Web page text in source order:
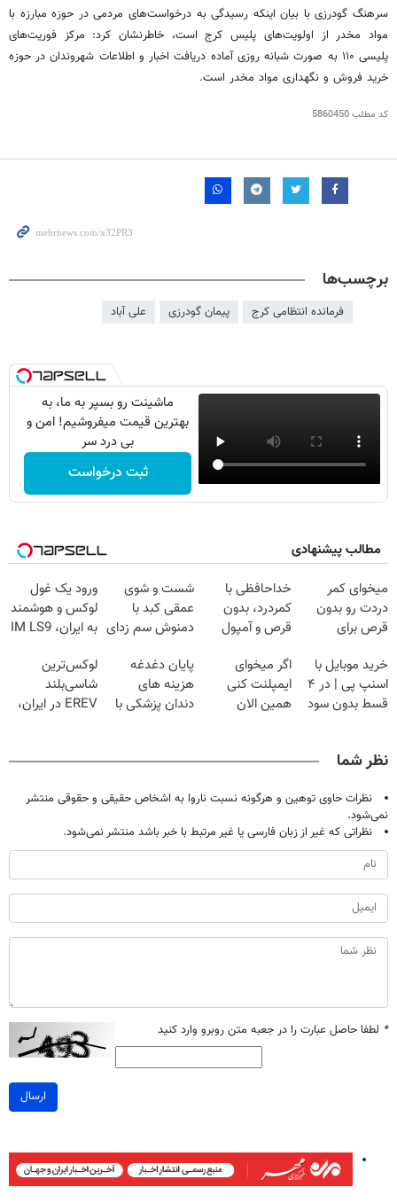
سرهنگ گودرزی با بیان اینکه رسیدگی به درخواست‌های مردمی در حوزه مبارزه با
مواد مخدر از اولویت‌های پلیس کرج است، خاطرنشان کرد: مرکز فوریت‌های
پلیسی ۱۱۰ به صورت شبانه روزی آماده دریافت اخبار و اطلاعات شهروندان در حوزه
خرید فروش و نگهداری مواد مخدر است.
کد مطلب5860450
برچسب‌ها
فرمانده انتظامی کرج پیمان گودرزی علی آباد
ماشینت رو بسپر به ما، به
بهترین قیمت میفروشیم! امن و
بی درد سر
ثبت درخواست
مطالب پیشنهادی
میخوای کمر
دردت رو بدون
قرص برای
کنی؟
(◂پرسش‌نامه رو
پر کن)
خداحافظی با
کمردرد، بدون
قرص و آمپول
شست و شوی
عمقی کبد با
دمنوش سم زدای
ورود یک غول
لوکس و هوشمند
به ایران، IM LS9
خرید موبایل با
اسنپ پی | در ۴
قسط بدون سود
اگر میخوای
ایمپلنت کنی
همین الان
تومان!!!
پایان دغدغه
هزینه های
دندان پزشکی با
لوکس‌ترین
شاسی‌بلند
EREV در ایران،
نظر شما
نظرات حاوی توهین و هرگونه نسبت ناروا به اشخاص حقیقی و حقوقی منتشر
نمی‌شود.
نظراتی که غیر از زبان فارسی یا غیر مرتبط با خبر باشد منتشر نمی‌شود.
* لطفا حاصل عبارت را در جعبه متن روبرو وارد کنید
ارسال